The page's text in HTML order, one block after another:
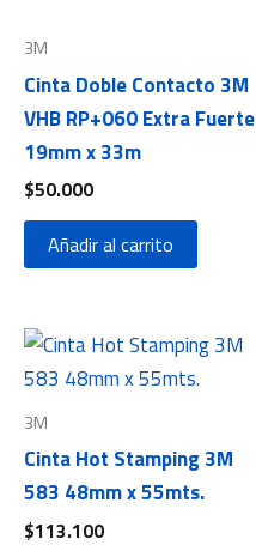
3M
Cinta Doble Contacto 3M
VHB RP+060 Extra Fuerte
19mm x 33m
$50.000
Añadir al carrito
3M
Cinta Hot Stamping 3M
583 48mm x 55mts.
$113.100